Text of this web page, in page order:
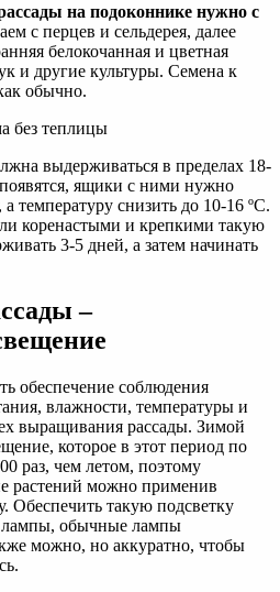
на подоконнике нужно с
с перцев и сельдерея, далее
белокочанная и цветная
и другие культуры. Семена к
обычно.
без теплицы
выдерживаться в пределах 18-
появятся, ящики с ними нужно
температуру снизить до 10-16 ºC.
коренастыми и крепкими такую
3-5 дней, а затем начинать
–
обеспечение соблюдения
влажности, температуры и
выращивания рассады. Зимой
которое в этот период по
раз, чем летом, поэтому
растений можно применив
Обеспечить такую подсветку
обычные лампы
можно, но аккуратно, чтобы